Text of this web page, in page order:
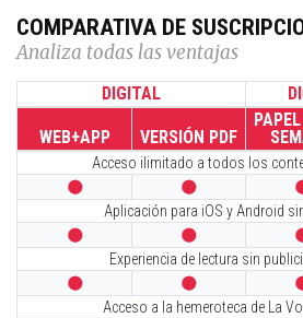
COMPARATIVA DE
Analiza todas las ventajas
DIGITAL
WEB+APP VERSIÓN PDF
Acceso ilimitado a todos los
 
Aplicación para iOS y Android
 
Experiencia de lectura sin
 
Acceso a la hemeroteca de La